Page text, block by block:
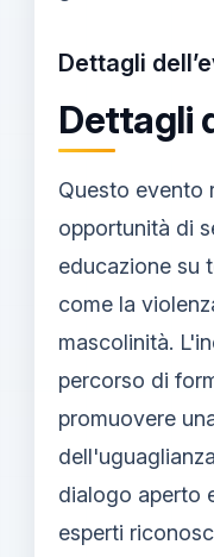
Dettagli
Dettagli
Questo evento
opportunità di
educazione su
come la
mascolinità.
percorso di
promuovere
dialogo aperto
esperti